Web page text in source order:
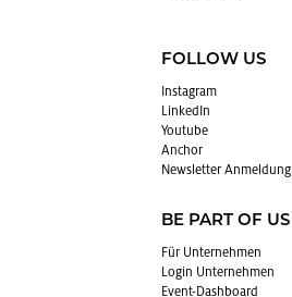
FOLLOW US
In­sta­gram
Lin­kedIn
You­tube
An­chor
News­let­ter An­mel­dung
BE PART OF US
Für Un­ter­neh­men
Login Un­ter­neh­men
Event-Da­sh­board